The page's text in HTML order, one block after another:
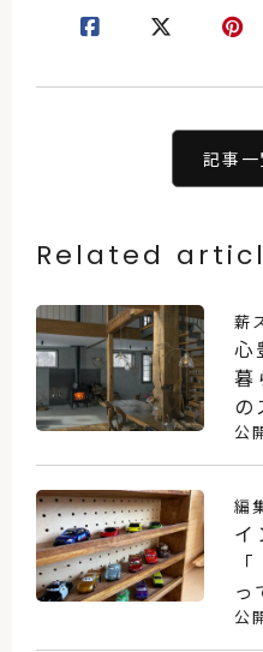
記事一
Related
薪
心
暮
の
公
編
イ
っ
公